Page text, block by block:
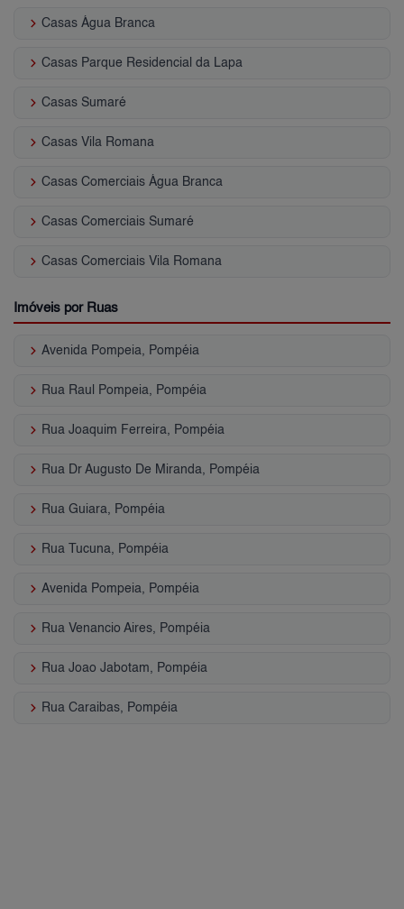
keyboard_arrow_right Casas Água Branca
keyboard_arrow_right Casas Parque Residencial da Lapa
keyboard_arrow_right Casas Sumaré
keyboard_arrow_right Casas Vila Romana
keyboard_arrow_right Casas Comerciais Água Branca
keyboard_arrow_right Casas Comerciais Sumaré
keyboard_arrow_right Casas Comerciais Vila Romana
Imóveis por Ruas
keyboard_arrow_right Avenida Pompeia, Pompéia
keyboard_arrow_right Rua Raul Pompeia, Pompéia
keyboard_arrow_right Rua Joaquim Ferreira, Pompéia
keyboard_arrow_right Rua Dr Augusto De Miranda, Pompéia
keyboard_arrow_right Rua Guiara, Pompéia
keyboard_arrow_right Rua Tucuna, Pompéia
keyboard_arrow_right Avenida Pompeia, Pompéia
keyboard_arrow_right Rua Venancio Aires, Pompéia
keyboard_arrow_right Rua Joao Jabotam, Pompéia
keyboard_arrow_right Rua Caraibas, Pompéia